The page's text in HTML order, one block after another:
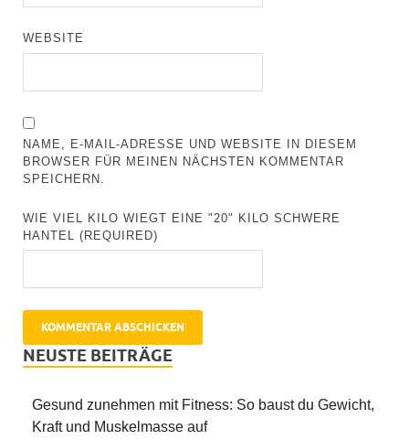
WEBSITE
NAME, E-MAIL-ADRESSE UND WEBSITE IN DIESEM
BROWSER FÜR MEINEN NÄCHSTEN KOMMENTAR
SPEICHERN.
WIE VIEL KILO WIEGT EINE "20" KILO SCHWERE
HANTEL (REQUIRED)
NEUSTE BEITRÄGE
Gesund zunehmen mit Fitness: So baust du Gewicht,
Kraft und Muskelmasse auf